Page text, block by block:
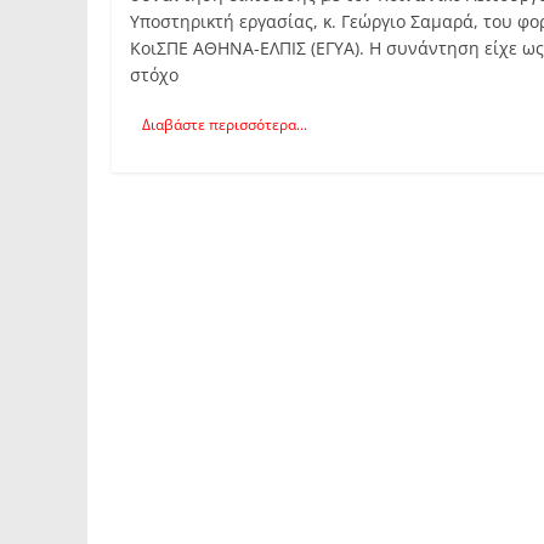
Υποστηρικτή εργασίας, κ. Γεώργιο Σαμαρά, του
ΚοιΣΠΕ ΑΘΗΝΑ-ΕΛΠΙΣ (ΕΓΥΑ). Η συνάντηση είχε ως
στόχο
Διαβάστε περισσότερα...